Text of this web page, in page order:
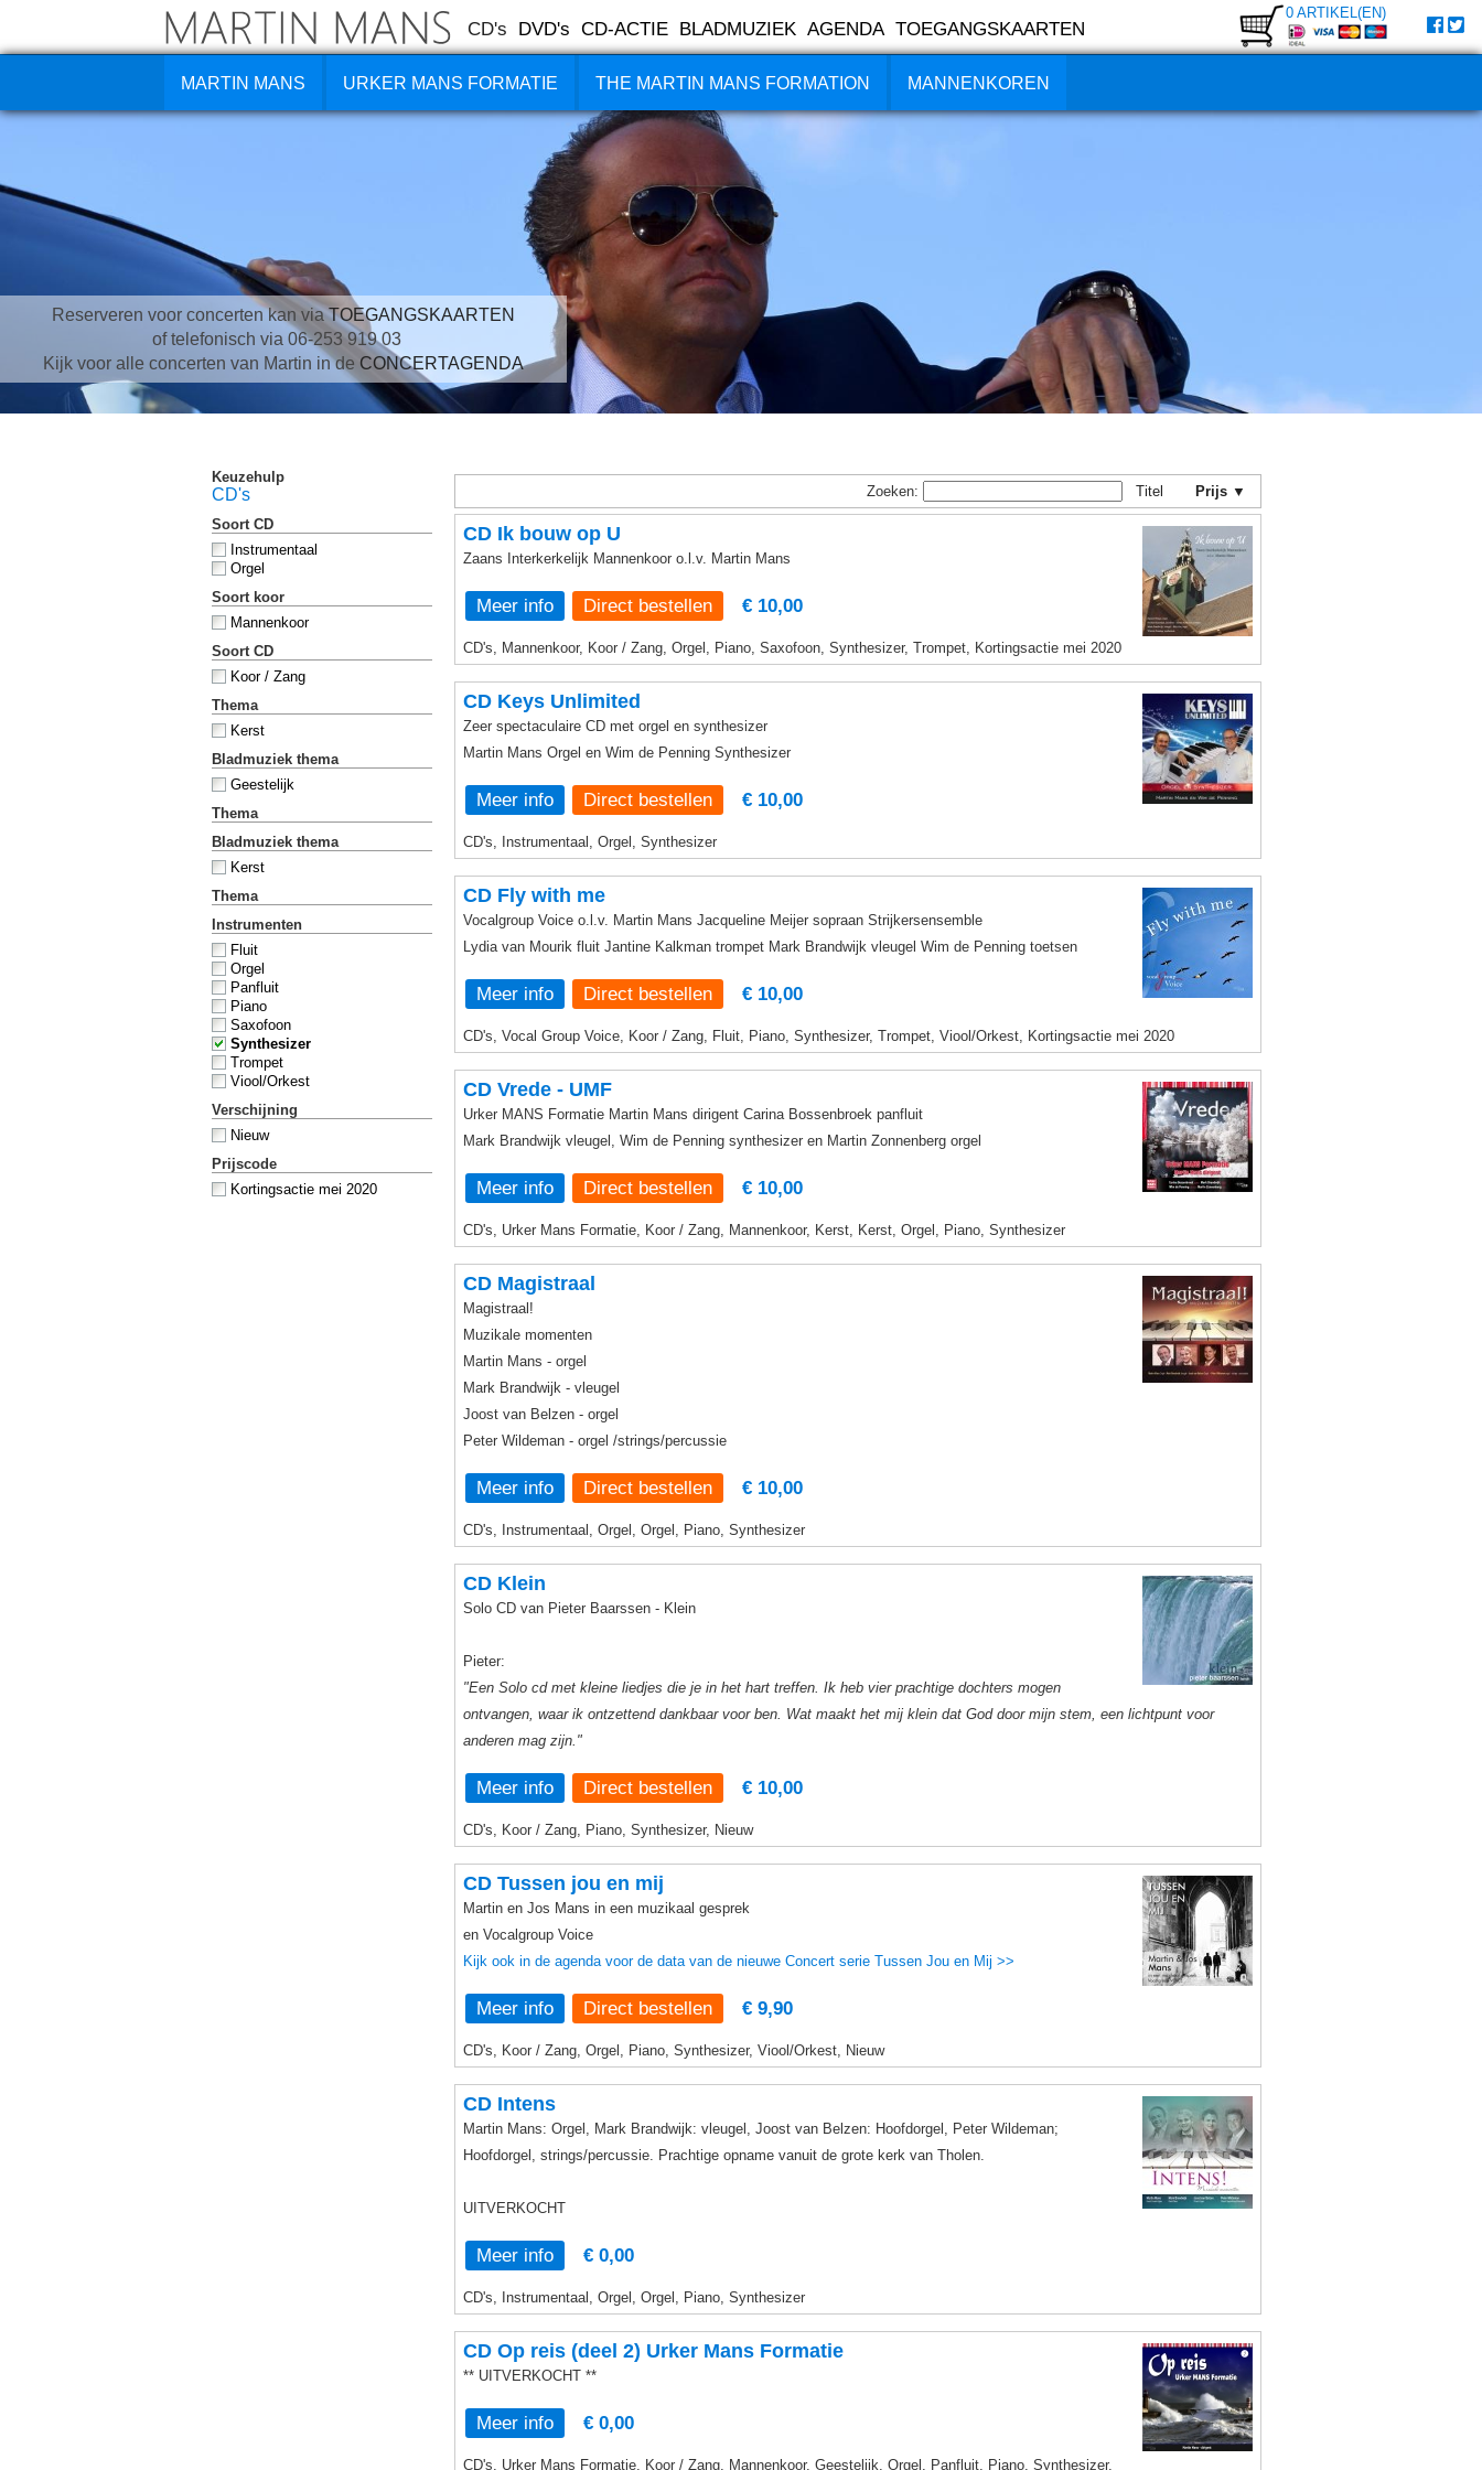
CD's DVD's CD-ACTIE BLADMUZIEK AGENDA TOEGANGSKAARTEN
0 ARTIKEL(EN)
MARTIN MANS URKER MANS FORMATIE THE MARTIN MANS FORMATION MANNENKOREN
Reserveren voor concerten kan viaTOEGANGSKAARTEN
of telefonisch via 06-253 919 03
Kijk voor alle concerten van Martin in de CONCERTAGENDA
Keuzehulp
CD's
Soort CD
Instrumentaal
Orgel
Soort koor
Mannenkoor
Soort CD
Koor / Zang
Thema
Kerst
Bladmuziek thema
Geestelijk
Thema
Bladmuziek thema
Kerst
Thema
Instrumenten
Fluit
Orgel
Panfluit
Piano
Saxofoon
Synthesizer
Trompet
Viool/Orkest
Verschijning
Nieuw
Prijscode
Kortingsactie mei 2020
Zoeken: Titel Prijs ▼
CD Ik bouw op U
Zaans Interkerkelijk Mannenkoor o.l.v. Martin Mans
Meer info € 10,00
CD's, Mannenkoor, Koor / Zang, Orgel, Piano, Saxofoon, Synthesizer, Trompet, Kortingsactie mei 2020
CD Keys Unlimited
Zeer spectaculaire CD met orgel en synthesizer
Martin Mans Orgel en Wim de Penning Synthesizer
Meer info € 10,00
CD's, Instrumentaal, Orgel, Synthesizer
CD Fly with me
Vocalgroup Voice o.l.v. Martin Mans Jacqueline Meijer sopraan Strijkersensemble
Lydia van Mourik fluit Jantine Kalkman trompet Mark Brandwijk vleugel Wim de Penning toetsen
Meer info € 10,00
CD's, Vocal Group Voice, Koor / Zang, Fluit, Piano, Synthesizer, Trompet, Viool/Orkest, Kortingsactie mei 2020
CD Vrede - UMF
Urker MANS Formatie Martin Mans dirigent Carina Bossenbroek panfluit
Mark Brandwijk vleugel, Wim de Penning synthesizer en Martin Zonnenberg orgel
Meer info € 10,00
CD's, Urker Mans Formatie, Koor / Zang, Mannenkoor, Kerst, Kerst, Orgel, Piano, Synthesizer
CD Magistraal
Magistraal!
Muzikale momenten
Martin Mans - orgel
Mark Brandwijk - vleugel
Joost van Belzen - orgel
Peter Wildeman - orgel /strings/percussie
Meer info € 10,00
CD's, Instrumentaal, Orgel, Orgel, Piano, Synthesizer
CD Klein
Solo CD van Pieter Baarssen - Klein
Pieter:
"Een Solo cd met kleine liedjes die je in het hart treffen. Ik heb vier prachtige dochters mogen
ontvangen, waar ik ontzettend dankbaar voor ben. Wat maakt het mij klein dat God door mijn stem, een lichtpunt voor
anderen mag zijn."
Meer info € 10,00
CD's, Koor / Zang, Piano, Synthesizer, Nieuw
CD Tussen jou en mij
Martin en Jos Mans in een muzikaal gesprek
en Vocalgroup Voice
Kijk ook in de agenda voor de data van de nieuwe Concert serie Tussen Jou en Mij >>
Meer info € 9,90
CD's, Koor / Zang, Orgel, Piano, Synthesizer, Viool/Orkest, Nieuw
CD Intens
Martin Mans: Orgel, Mark Brandwijk: vleugel, Joost van Belzen: Hoofdorgel, Peter Wildeman;
Hoofdorgel, strings/percussie. Prachtige opname vanuit de grote kerk van Tholen.
UITVERKOCHT
Meer info € 0,00
CD's, Instrumentaal, Orgel, Orgel, Piano, Synthesizer
CD Op reis (deel 2) Urker Mans Formatie
** UITVERKOCHT **
Meer info € 0,00
CD's, Urker Mans Formatie, Koor / Zang, Mannenkoor, Geestelijk, Orgel, Panfluit, Piano, Synthesizer,